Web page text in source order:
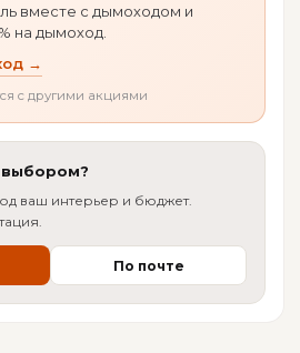
печи Cashin
200 куб.м
450 мм
150 кг
Франция
вместе с дымоходом и
на дымоход.
→
с другими акциями
выбором?
ваш интерьер и бюджет.
По почте